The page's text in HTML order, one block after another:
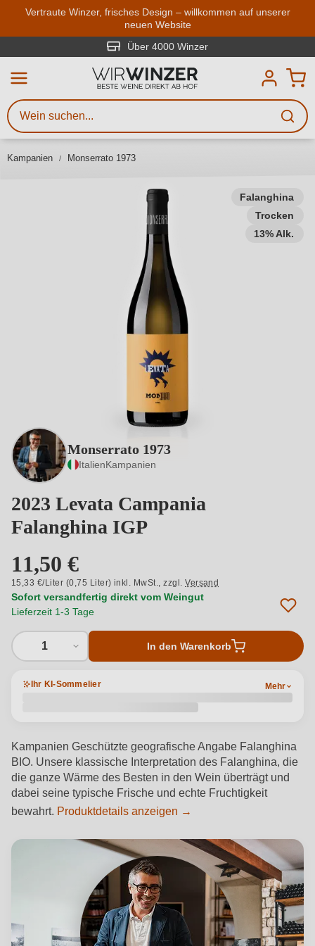
Zum Hauptinhalt springen
Vertraute Winzer, frisches Design – willkommen auf unserer
neuen Website
Über 4000 Winzer
Kampanien Monserrato 1973
Falanghina
Trocken
13% Alk.
Monserrato 1973
ItalienKampanien
2023 Levata Campania
Falanghina IGP
11,50 €
15,33 €/Liter (0,75 Liter) inkl. MwSt.,zzgl.Versand
Sofort versandfertig direkt vom Weingut
Lieferzeit 1-3 Tage
1 In den Warenkorb
Ihr KI-Sommelier Mehr
Kampanien Geschützte geografische Angabe Falanghina
BIO. Unsere klassische Interpretation des Falanghina, die
die ganze Wärme des Besten in den Wein überträgt und
dabei seine typische Frische und echte Fruchtigkeit
bewahrt. Produktdetails anzeigen →
Weinsuche
Mindestens 3 Zeichen eingeben
Beschreiben Sie, welchen Wein
Sie suchen – ob nach Geschmack,